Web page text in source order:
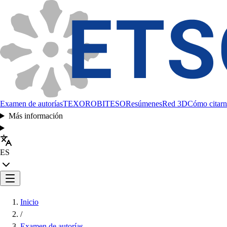
Examen de autoríasTEXOROBITESOResúmenesRed 3DCómo
Más información
ES
Inicio
/